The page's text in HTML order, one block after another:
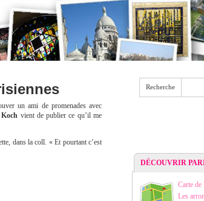
Recherche
un ami de promenades avec
vient de publier ce qu’il me
dans la coll. « Et pourtant c’est
DÉCOUVRIR
Carte de
Les